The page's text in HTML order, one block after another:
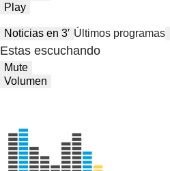
Play
Noticias en 3′ Últimos programas
Estas escuchando
Mute
Volumen